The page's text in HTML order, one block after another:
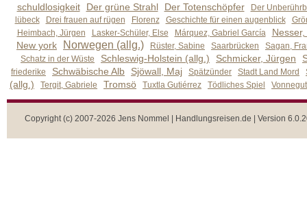
schuldlosigkeit Der grüne Strahl Der Totenschöpfer
Der
lübeck
Drei frauen auf rügen Florenz Geschichte für einen augenblick
Heimbach, Jürgen
Lasker-Schüler, Else Márquez, Gabriel García
New york
Norwegen (allg.) Rüster, Sabine Saarbrücken
Sagan,
Schatz in der Wüste
Schleswig-Holstein (allg.) Schmicker, Jürgen
friederike Schwäbische Alb Sjöwall, Maj Spätzünder Stadt Land Mord
(allg.) Tergit, Gabriele Tromsö Tuxtla Gutiérrez Tödliches Spiel
Copyright (c) 2007-2026 Jens Nommel | Handlungsreisen.de | Version